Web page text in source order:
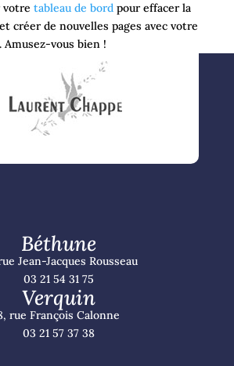
votre tableau de bordpour effacer la
créer de nouvelles pages avec votre
vous bien !
Béthune
Jean-Jacques Rousseau
03 21 54 31 75
Verquin
rue François Calonne
03 21 57 37 38